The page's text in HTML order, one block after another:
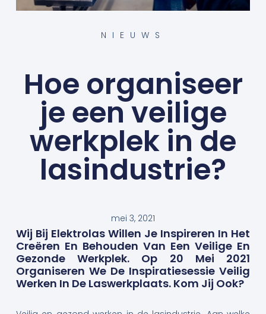
NIEUWS
Hoe organiseer
je een veilige
werkplek in de
lasindustrie?
mei 3, 2021
Wij Bij Elektrolas Willen Je Inspireren In Het
Creëren En Behouden Van Een Veilige En
Gezonde Werkplek. Op 20 Mei 2021
Organiseren We De Inspiratiesessie Veilig
Werken In De Laswerkplaats. Kom Jij Ook?